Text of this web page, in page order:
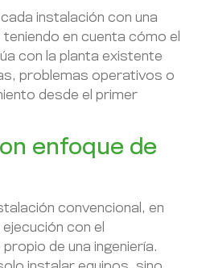
instalación con una
teniendo en cuenta cómo el
con la planta existente
problemas operativos o
desde el primer
enfoque de
convencional, en
con el
de una ingeniería.